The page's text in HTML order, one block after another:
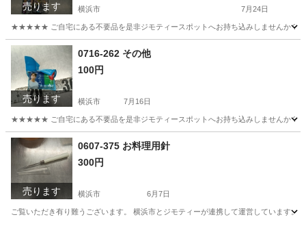
売ります 横浜市 7月24日
★★★★★ ご自宅にある不要品を是非ジモティースポットへお持ち込みしませんか？
神奈川 横浜市 カードゲーム
売ります
0716-262 その他
100円
横浜市 7月16日
★★★★★ ご自宅にある不要品を是非ジモティースポットへお持ち込みしませんか？
神奈川 横浜市 現地
売ります
0607-375 お料理用針
300円
横浜市 6月7日
ご覧いただき有り難うございます。 横浜市とジモティーが連携して運営していま